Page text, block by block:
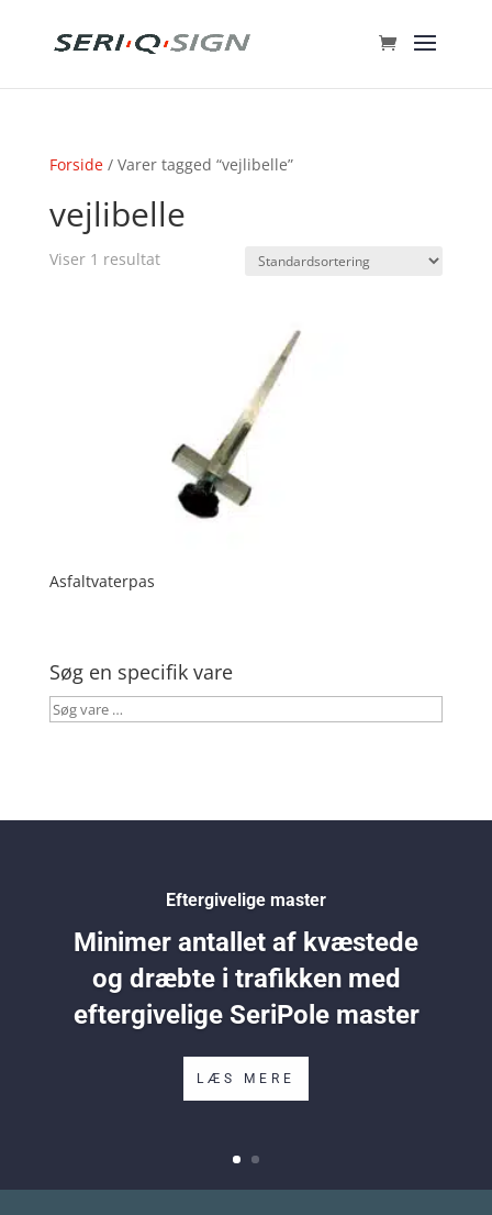
Forside/ Varer tagged “vejlibelle”
vejlibelle
Viser 1 resultat
Asfaltvaterpas
Søg en specifik vare
Søg
Eftergivelige master
Minimer antallet af kvæstede
og dræbte i trafikken med
eftergivelige SeriPole master
LÆS MERE